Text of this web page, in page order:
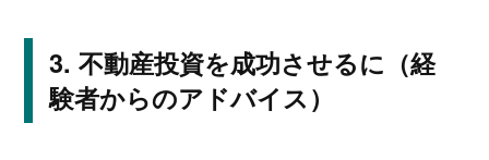
不動産投資を成功させるに（経
験者からのアドバイス）